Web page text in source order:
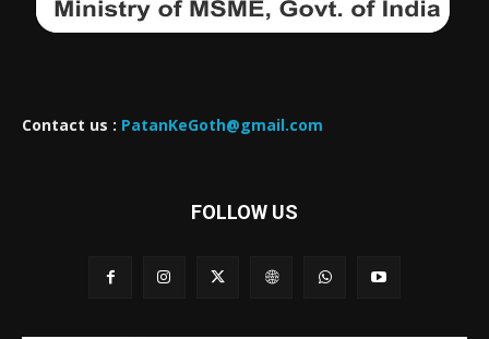
Contact us : PatanKeGoth@gmail.com
FOLLOW US